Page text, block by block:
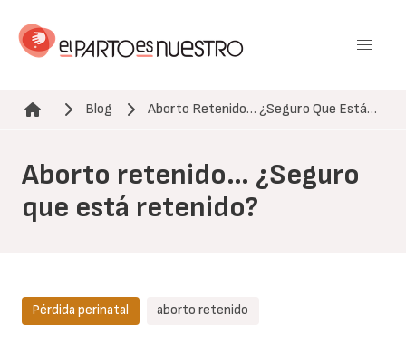
contenido
Ruta de navegación
Blog Aborto Retenido… ¿Seguro Que Está…
Aborto retenido… ¿Seguro
que está retenido?
Pérdida perinatal aborto retenido